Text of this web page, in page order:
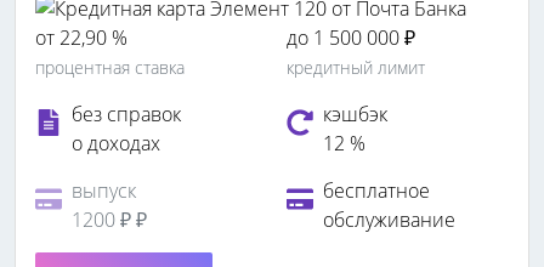
от 22,90 %
процентная ставка
до 1 500 000 ₽
кредитный лимит
без справок
о доходах
кэшбэк
12 %
выпуск
1200 ₽ ₽
бесплатное
обслуживание